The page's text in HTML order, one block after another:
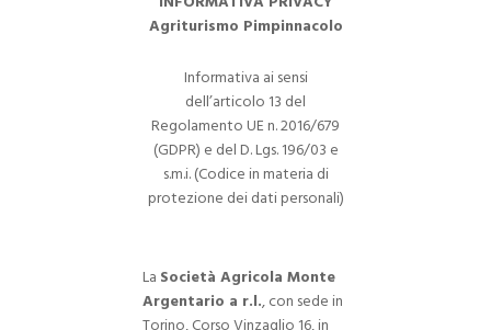
Agriturismo Pimpinnacolo
Informativa ai sensi
dell’articolo 13 del
Regolamento UE n. 2016/679
(GDPR) e del D. Lgs. 196/03 e
s.m.i. (Codice in materia di
protezione dei dati personali)
La Società Agricola Monte
Argentario a r.l., con sede in
Torino, Corso Vinzaglio 16, in